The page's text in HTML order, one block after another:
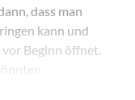
dass man
kann und
Beginn öffnet.